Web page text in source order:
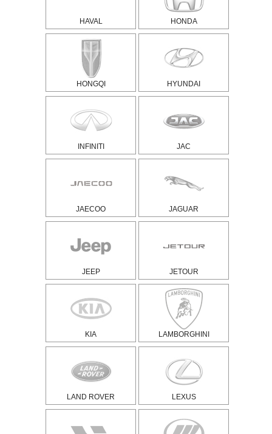
HAVAL HONDA
HONGQI HYUNDAI
INFINITI JAC
JAECOO JAGUAR
JEEP JETOUR
KIA LAMBORGHINI
LAND ROVER LEXUS